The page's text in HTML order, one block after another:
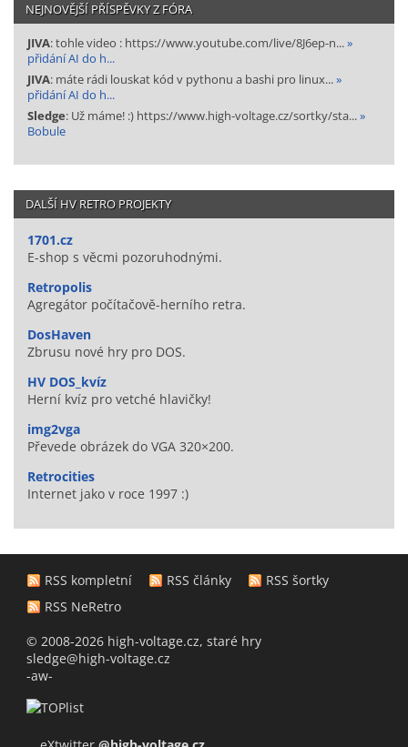
NEJNOVĚJŠÍ PŘÍSPĚVKY Z FÓRA
JIVA: tohle video : https://www.youtube.com/live/8J6ep-n...»
přidání AI do h...
JIVA: máte rádi louskat kód v pythonu a bashi pro linux...»
přidání AI do h...
Sledge: Už máme! :) https://www.high-voltage.cz/sortky/sta...»
Bobule
DALŠÍ HV RETRO PROJEKTY
1701.cz
E-shop s věcmi pozoruhodnými.
Retropolis
Agregátor počítačově-herního retra.
DosHaven
Zbrusu nové hry pro DOS.
HV DOS_kvíz
Herní kvíz pro vetché hlavičky!
img2vga
Převede obrázek do VGA 320×200.
Retrocities
Internet jako v roce 1997 :)
RSS kompletní RSS články
RSS šortky
RSS NeRetro
© 2008-2026 high-voltage.cz, staré hry
sledge@high-voltage.cz
-aw-